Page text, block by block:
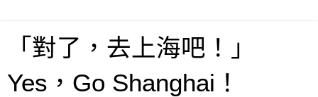
「對了，去上海吧！」
Yes，Go Shanghai！